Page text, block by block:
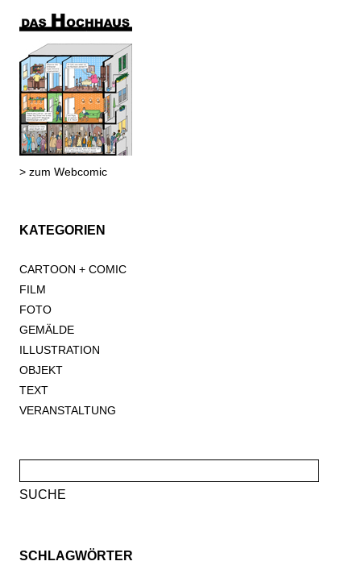
> zum Webcomic
KATEGORIEN
CARTOON + COMIC
FILM
FOTO
GEMÄLDE
ILLUSTRATION
OBJEKT
TEXT
VERANSTALTUNG
nach:
SCHLAGWÖRTER